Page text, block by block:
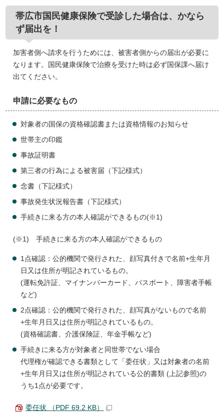
帯広市国民健康保険で受診した場合は、かなら
ず届出を！
加害者側へ請求を行うためには、被害者側からの届出が必要に
なります。国民健康保険で治療を受けた時は必ず国保課へ届け
出てください。
申請に必要なもの
対象者の国保の資格確認書または資格情報のお知らせ
世帯主の印鑑
事故証明書
第三者の行為による被害届（下記様式）
念書（下記様式）
事故発生状況報告書（下記様式）
手続きに来る方の本人確認ができるもの(※1)
(※1) 手続きに来る方の本人確認ができるもの
1点確認：公的機関で発行された、顔写真付きで名前+生年月
日又は住所が明記されているもの。
(運転免許証、マイナンバーカード、パスポート、障害者手帳
など)
2点確認：公的機関で発行された、顔写真がないもので名前
+生年月日又は住所が明記されているもの。
(資格確認書、介護保険証、年金手帳など)
手続きに来る方が対象者と同世帯でない場合
代理権が確認できる書類として「委任状」又は対象者の名前
+生年月日又は住所が明記されている公的書類 (上記参照)の
うち1点が必要です。
委任状 （PDF 69.2 KB）